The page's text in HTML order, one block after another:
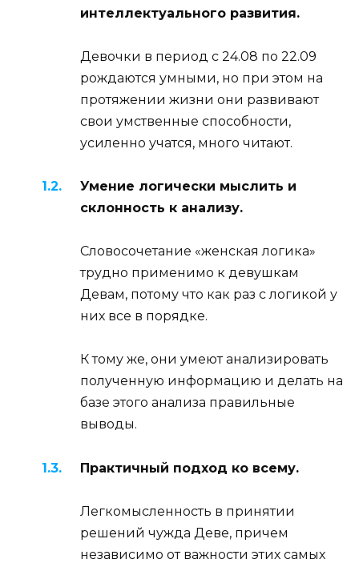
интеллектуального развития.
Девочки в период с 24.08 по 22.09
рождаются умными, но при этом на
протяжении жизни они развивают
свои умственные способности,
усиленно учатся, много читают.
Умение логически мыслить и
склонность к анализу.
Словосочетание «женская логика»
трудно применимо к девушкам
Девам, потому что как раз с логикой у
них все в порядке.
К тому же, они умеют анализировать
полученную информацию и делать на
базе этого анализа правильные
выводы.
Практичный подход ко всему.
Легкомысленность в принятии
решений чужда Деве, причем
независимо от важности этих самых